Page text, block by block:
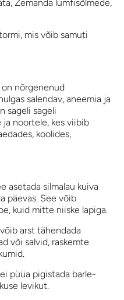
Zemanda lümfisõlmede,
mis võib samuti
nõrgenenud
salendav, aneemia ja
sageli sageli
noortele, kes viibib
koolides,
asetada silmalau kuiva
päevas. See võib
kuid mitte niiske lapiga.
arst tähendada
või salvid, raskemte
püüa pigistada barle-
levikut.